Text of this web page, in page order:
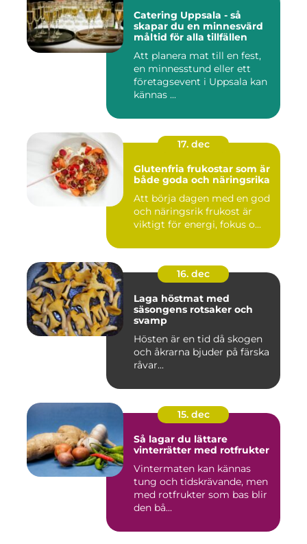
Catering Uppsala - så
skapar du en minnesvärd
måltid för alla tillfällen
Att planera mat till en fest,
en minnesstund eller ett
företagsevent i Uppsala kan
kännas ...
17. dec
Glutenfria frukostar som är
både goda och näringsrika
Att börja dagen med en god
och näringsrik frukost är
viktigt för energi, fokus o...
16. dec
Laga höstmat med
säsongens rotsaker och
svamp
Hösten är en tid då skogen
och åkrarna bjuder på färska
råvar...
15. dec
Så lagar du lättare
vinterrätter med rotfrukter
Vintermaten kan kännas
tung och tidskrävande, men
med rotfrukter som bas blir
den bå...